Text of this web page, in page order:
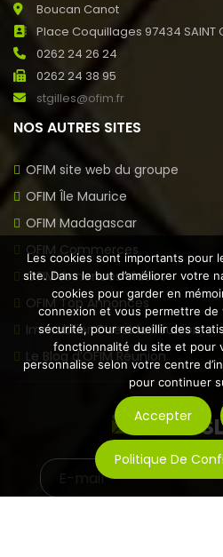
Boucan Canot
Place Coquillages 97434 SAINT
0262 24 26 24
0262 24 38 95
stgilles@ofim.fr
NOS AUTRES SITES
OFIM site web du groupe
OFIM Île Maurice
OFIM Madagascar
OFIM Commerces
OFIM Annonces Vidéos
OFIM Top Annonces
Immobilier Ouest la Réunion
Le Blog d’OFIM Réunion
Les cookies sont importants pour
site. Dans le but d’améliorer votre
cookies pour garder en
connexion et vous permettre
sécurité, pour recueillir des
fonctionnalité du site et pour
personnalise selon votre centre
pour continuer
Accepter
Politique De